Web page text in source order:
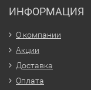
ИНФОРМАЦИЯ
О компании
Акции
Доставка
Оплата